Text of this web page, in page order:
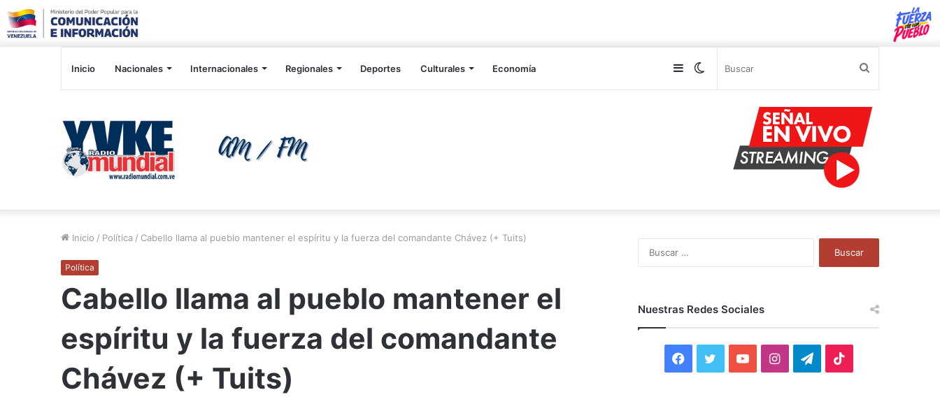
Inicio Nacionales Internacionales Regionales Deportes Culturales Economía Switch
Sidebar
Inicio / Política / Cabello llama al pueblo mantener el espíritu y la fuerza del comandante Chávez (+ Tuits)
Política
Cabello llama al pueblo mantener el
espíritu y la fuerza del comandante
Chávez (+ Tuits)
Nuestras Redes Sociales
F
Y
I
T